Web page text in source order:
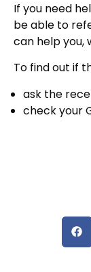
If you need
be able to
can help you,
To find out if
ask the
check your